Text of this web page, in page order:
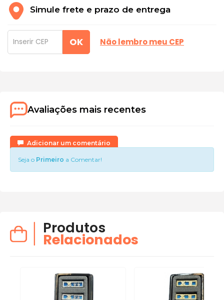
Simule frete e prazo de entrega
OK Não lembro meu CEP
Avaliações mais recentes
Adicionar um comentário
Seja o Primeiro a Comentar!
Produtos
Relacionados